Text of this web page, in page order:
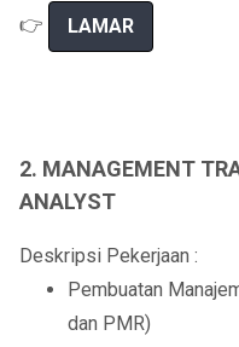
👉 LAMAR
2. MANAGEMENT
ANALYST
Deskripsi Pekerjaan :
Pembuatan
dan PMR)